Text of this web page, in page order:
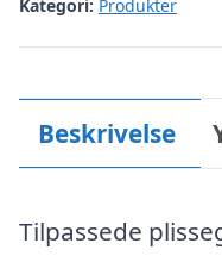
Kategori: Produkter
Beskrivelse
Tilpassede